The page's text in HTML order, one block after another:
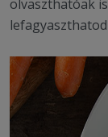
olvaszthatóak